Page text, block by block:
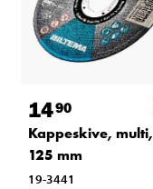
1490
Kappeskive, multi,
125 mm
19-3441